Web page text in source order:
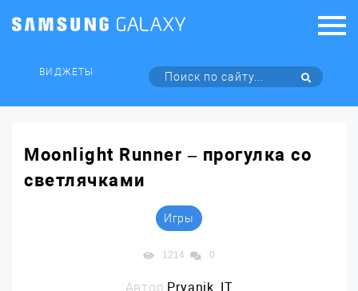
ВИДЖЕТЫ
Moonlight Runner – прогулка со
светлячками
Игры
1214 0
Автор:Pryanik_IT